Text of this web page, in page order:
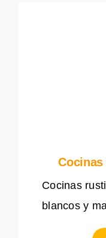
Cocinas
blancos y